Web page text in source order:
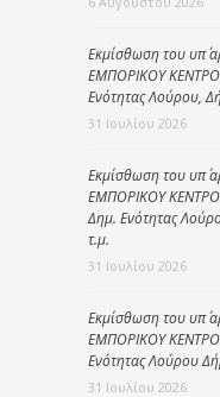
Εκμίσθωση του υπ΄
ΕΜΠΟΡΙΚΟΥ
Ενότητας Λούρου,
31 Ιουλίου 2026
Εκμίσθωση του υπ΄
ΕΜΠΟΡΙΚΟΥ
Δημ. Ενότητας
τ.μ.
31 Ιουλίου 2026
Εκμίσθωση του υπ΄
ΕΜΠΟΡΙΚΟΥ
Ενότητας Λούρου
31 Ιουλίου 2026